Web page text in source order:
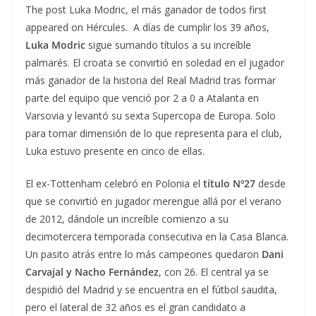
The post Luka Modric, el más ganador de todos first
appeared on Hércules. A días de cumplir los 39 años,
Luka Modric sigue sumando títulos a su increíble
palmarés. El croata se convirtió en soledad en el jugador
más ganador de la historia del Real Madrid tras formar
parte del equipo que venció por 2 a 0 a Atalanta en
Varsovia y levantó su sexta Supercopa de Europa. Solo
para tomar dimensión de lo que representa para el club,
Luka estuvo presente en cinco de ellas.
El ex-Tottenham celebró en Polonia el título Nº27 desde
que se convirtió en jugador merengue allá por el verano
de 2012, dándole un increíble comienzo a su
decimotercera temporada consecutiva en la Casa Blanca.
Un pasito atrás entre lo más campeones quedaron Dani
Carvajal y Nacho Fernández, con 26. El central ya se
despidió del Madrid y se encuentra en el fútbol saudita,
pero el lateral de 32 años es el gran candidato a